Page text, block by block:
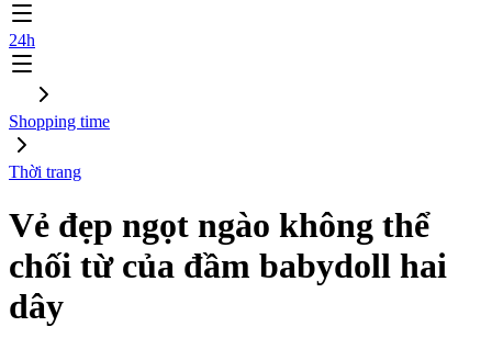
24h
Shopping time
Thời trang
Vẻ đẹp ngọt ngào không thể
chối từ của đầm babydoll hai
dây